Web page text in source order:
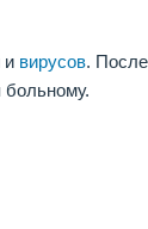
и вирусов. После